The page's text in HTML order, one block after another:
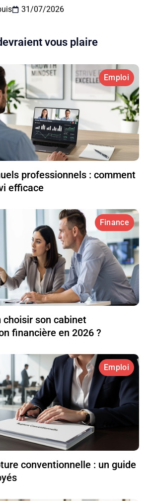
31/07/2026
vous plaire
Emploi
professionnels : comment
efficace
Finance
choisir son cabinet
financière en 2026 ?
Emploi
conventionnelle : un guide